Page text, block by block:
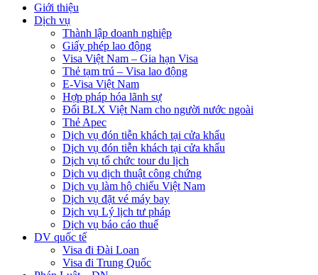
Giới thiệu
Dịch vụ
Thành lập doanh nghiệp
Giấy phép lao động
Visa Việt Nam – Gia hạn Visa
Thẻ tạm trú – Visa lao động
E-Visa Việt Nam
Hợp pháp hóa lãnh sự
Đổi BLX Việt Nam cho người nước ngoài
Thẻ Apec
Dịch vụ đón tiễn khách tại cửa khẩu
Dịch vụ đón tiễn khách tại cửa khẩu
Dịch vụ tổ chức tour du lịch
Dịch vụ dịch thuật công chứng
Dịch vụ làm hộ chiếu Việt Nam
Dịch vụ đặt vé máy bay
Dịch vụ Lý lịch tư pháp
Dịch vụ báo cáo thuế
DV quốc tế
Visa đi Đài Loan
Visa đi Trung Quốc